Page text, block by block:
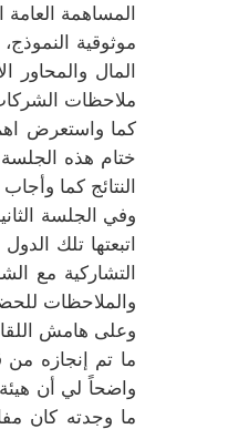
المساهمة العامة
موثوقية
المال والمحاور
ملاحظات
كما واستعرض
ختام هذه الجلسة
النتائج كما
وفي الجلسة
اتبعتها تلك
التشاركية مع
والملاحظات
وعلى هامش
ما تم إنجازه من
واضحاً لي أن
ما وجدته كان